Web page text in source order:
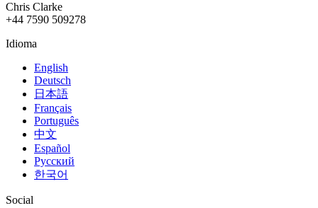
Chris Clarke
+44 7590 509278
Idioma
English
Deutsch
日本語
Français
Português
中文
Español
Русский
한국어
Social